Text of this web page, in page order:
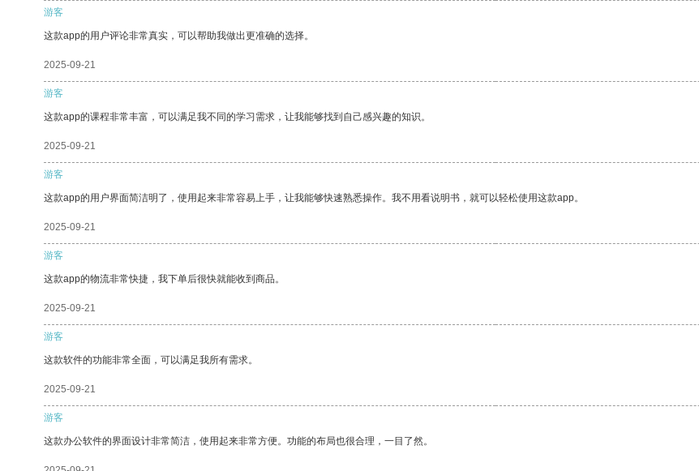
游客
这款app的用户评论非常真实，可以帮助我做出更准确的选择。
2025-09-21
游客
这款app的课程非常丰富，可以满足我不同的学习需求，让我能够找到自己感兴趣的知识。
2025-09-21
游客
这款app的用户界面简洁明了，使用起来非常容易上手，让我能够快速熟悉操作。我不用看说明书，就可以轻松使用这款app。
2025-09-21
游客
这款app的物流非常快捷，我下单后很快就能收到商品。
2025-09-21
游客
这款软件的功能非常全面，可以满足我所有需求。
2025-09-21
游客
这款办公软件的界面设计非常简洁，使用起来非常方便。功能的布局也很合理，一目了然。